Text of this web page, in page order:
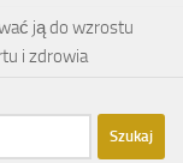
ją do wzrostu
i zdrowia